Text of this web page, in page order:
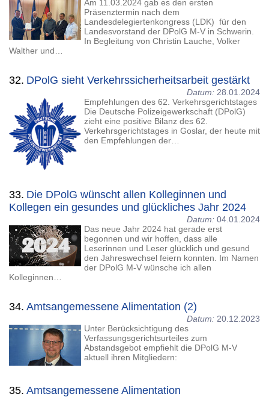
Am 11.03.2024 gab es den ersten
Präsenztermin nach dem
Landesdelegiertenkongress (LDK) für den
Landesvorstand der DPolG M-V in Schwerin.
In Begleitung von Christin Lauche, Volker
Walther und…
32. DPolG sieht Verkehrssicherheitsarbeit gestärkt
Datum: 28.01.2024
Empfehlungen des 62. Verkehrsgerichtstages
Die Deutsche Polizeigewerkschaft (DPolG)
zieht eine positive Bilanz des 62.
Verkehrsgerichtstages in Goslar, der heute mit
den Empfehlungen der…
33. Die DPolG wünscht allen Kolleginnen und
Kollegen ein gesundes und glückliches Jahr 2024
Datum: 04.01.2024
Das neue Jahr 2024 hat gerade erst
begonnen und wir hoffen, dass alle
Leserinnen und Leser glücklich und gesund
den Jahreswechsel feiern konnten. Im Namen
der DPolG M-V wünsche ich allen
Kolleginnen…
34. Amtsangemessene Alimentation (2)
Datum: 20.12.2023
Unter Berücksichtigung des
Verfassungsgerichtsurteiles zum
Abstandsgebot empfiehlt die DPolG M-V
aktuell ihren Mitgliedern:
35. Amtsangemessene Alimentation